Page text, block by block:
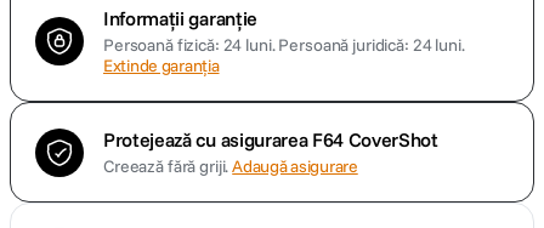
Informații garanție
Persoană fizică: 24 luni.Persoană juridică: 24 luni.
Extinde garanția
Protejează cu asigurarea F64 CoverShot
Creează fără griji.Adaugă asigurare